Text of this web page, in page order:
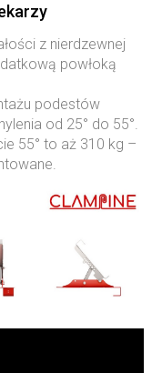
z nierdzewnej
powłoką
podestów
od 25° do 55°.
55° to aż 310 kg –